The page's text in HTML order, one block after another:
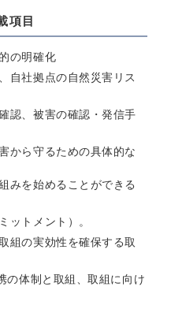
項目
の明確化
自社拠点の自然災害リス
認、被害の確認・発信手
から守るための具体的な
みを始めることができる
ットメント）。
組の実効性を確保する取
の体制と取組、取組に向け